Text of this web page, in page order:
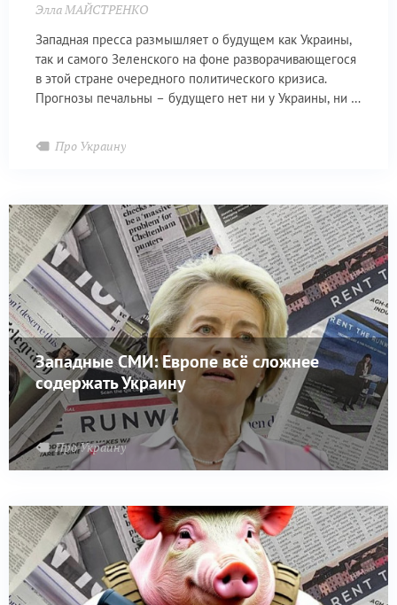
Элла МАЙСТРЕНКО
Западная пресса размышляет о будущем как Украины,
так и самого Зеленского на фоне разворачивающегося
в этой стране очередного политического кризиса.
Прогнозы печальны – будущего нет ни у Украины, ни у
Про Украину
Западные СМИ: Европе всё сложнее
содержать Украину
Про Украину